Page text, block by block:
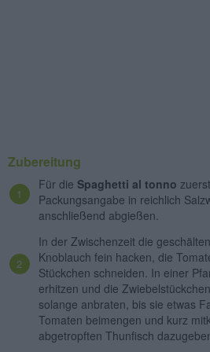
Zubereitung
Für die Spaghetti al tonno
Packungsangabe in reichlich
anschließend abgießen.
In der Zwischenzeit die
Knoblauch fein hacken, die
Stückchen schneiden. In einer
erhitzen und die
solange anbraten, bis sie etwas
Tomaten beimengen und kurz
abgetropften Thunfisch